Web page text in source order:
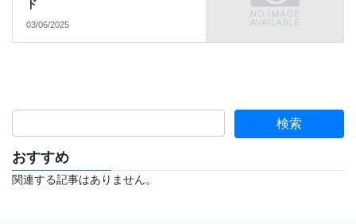
ド
03/06/2025
おすすめ
関連する記事はありません。